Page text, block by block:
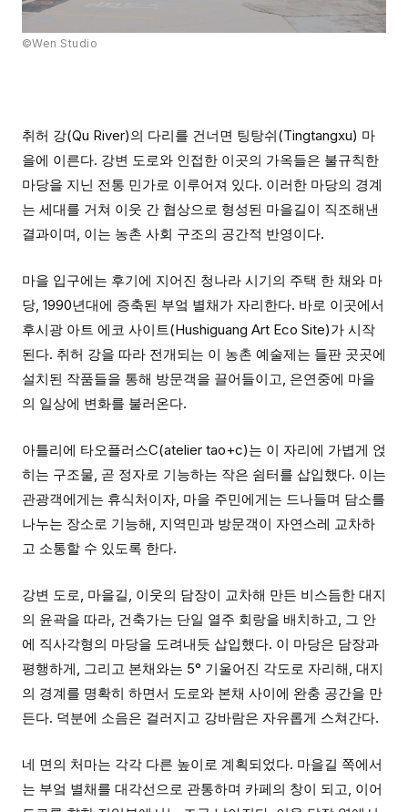
©Wen Studio
취허 강(Qu River)의 다리를 건너면 팅탕쉬(Tingtangxu) 마
을에 이른다. 강변 도로와 인접한 이곳의 가옥들은 불규칙한
마당을 지닌 전통 민가로 이루어져 있다. 이러한 마당의 경계
는 세대를 거쳐 이웃 간 협상으로 형성된 마을길이 직조해낸
결과이며, 이는 농촌 사회 구조의 공간적 반영이다.
마을 입구에는 후기에 지어진 청나라 시기의 주택 한 채와 마
당, 1990년대에 증축된 부엌 별채가 자리한다. 바로 이곳에서
후시광 아트 에코 사이트(Hushiguang Art Eco Site)가 시작
된다. 취허 강을 따라 전개되는 이 농촌 예술제는 들판 곳곳에
설치된 작품들을 통해 방문객을 끌어들이고, 은연중에 마을
의 일상에 변화를 불러온다.
아틀리에 타오플러스C(atelier tao+c)는 이 자리에 가볍게 얹
히는 구조물, 곧 정자로 기능하는 작은 쉼터를 삽입했다. 이는
관광객에게는 휴식처이자, 마을 주민에게는 드나들며 담소를
나누는 장소로 기능해, 지역민과 방문객이 자연스레 교차하
고 소통할 수 있도록 한다.
강변 도로, 마을길, 이웃의 담장이 교차해 만든 비스듬한 대지
의 윤곽을 따라, 건축가는 단일 열주 회랑을 배치하고, 그 안
에 직사각형의 마당을 도려내듯 삽입했다. 이 마당은 담장과
평행하게, 그리고 본채와는 5° 기울어진 각도로 자리해, 대지
의 경계를 명확히 하면서 도로와 본채 사이에 완충 공간을 만
든다. 덕분에 소음은 걸러지고 강바람은 자유롭게 스쳐간다.
네 면의 처마는 각각 다른 높이로 계획되었다. 마을길 쪽에서
는 부엌 별채를 대각선으로 관통하며 카페의 창이 되고, 이어